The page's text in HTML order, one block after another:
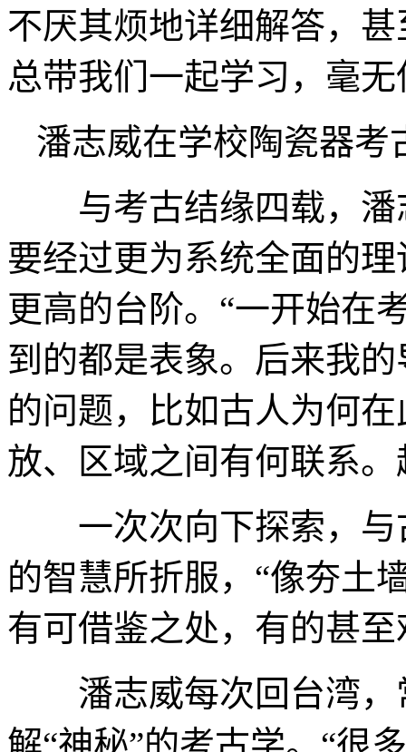
不厌其烦地详细解答，
总带我们一起学习，毫无
潘志威在学校陶瓷器考
与考古结缘四载，潘
要经过更为系统全面的
更高的台阶。“一开始在
到的都是表象。后来我
的问题，比如古人为何
放、区域之间有何联系
一次次向下探索，与
的智慧所折服，“像夯土
有可借鉴之处，有的甚至
潘志威每次回台湾，